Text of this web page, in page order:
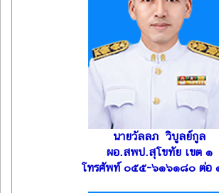
นายวัลลภ วิบูลย์กูล
ผอ.สพป.สุโขทัย เขต ๑
โทรศัพท์ ๐๕๕-๖๑๖๑๘๐ ต่อ